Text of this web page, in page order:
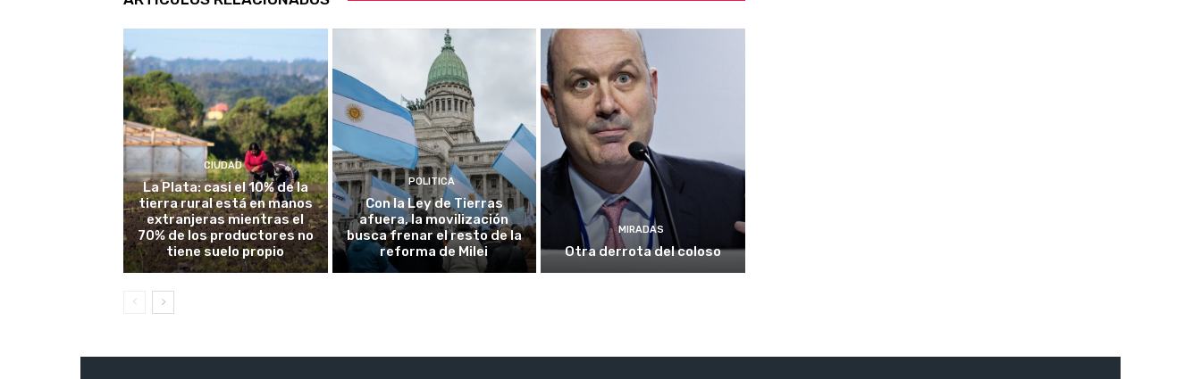
CIUDAD
La Plata: casi el 10% de la
tierra rural está en manos
extranjeras mientras el
70% de los productores no
tiene suelo propio
POLITICA
Con la Ley de Tierras
afuera, la movilización
busca frenar el resto de la
reforma de Milei
MIRADAS
Otra derrota del coloso